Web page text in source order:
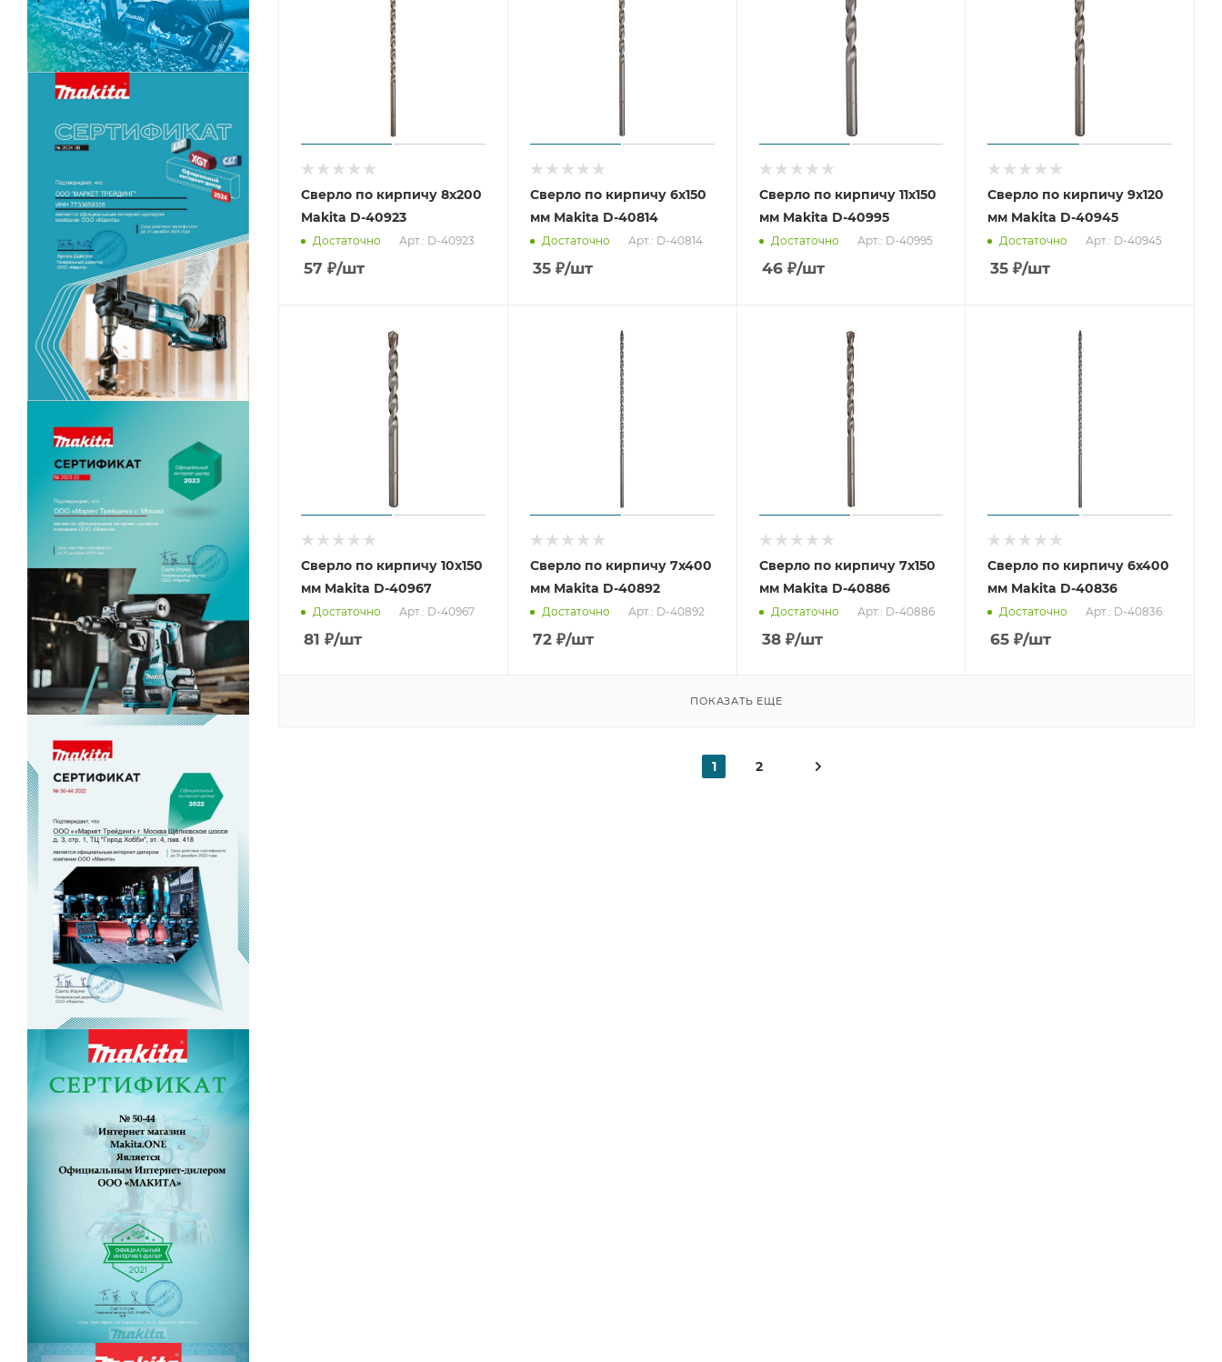
Сверло по кирпичу 8x200
Makita D-40923
Достаточно Арт.: D-40923
57 ₽/шт
Сверло по кирпичу 6x150
мм Makita D-40814
Достаточно Арт.: D-40814
35₽/шт
Сверло по кирпичу 11x150
мм Makita D-40995
Достаточно Арт.: D-40995
46₽/шт
Сверло по кирпичу 9x120
мм Makita D-40945
Достаточно Арт.: D-40945
35 ₽/шт
Сверло по кирпичу 10x150
мм Makita D-40967
Достаточно Арт.: D-40967
81 ₽/шт
Сверло по кирпичу 7x400
мм Makita D-40892
Достаточно Арт.: D-40892
72₽/шт
Сверло по кирпичу 7x150
мм Makita D-40886
Достаточно Арт.: D-40886
38₽/шт
Сверло по кирпичу 6x400
мм Makita D-40836
Достаточно Арт.: D-40836
65 ₽/шт
ПОКАЗАТЬ ЕЩЕ
1 2